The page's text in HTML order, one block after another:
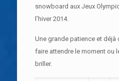
snowboard aux Jeux
l’hiver 2014.
Une grande patience et
faire attendre le moment ou
briller.